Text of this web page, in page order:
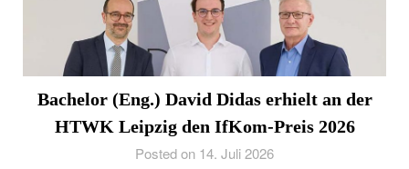
Bachelor (Eng.) David Didas erhielt an der
HTWK Leipzig den IfKom-Preis 2026
Posted on 14. Juli 2026